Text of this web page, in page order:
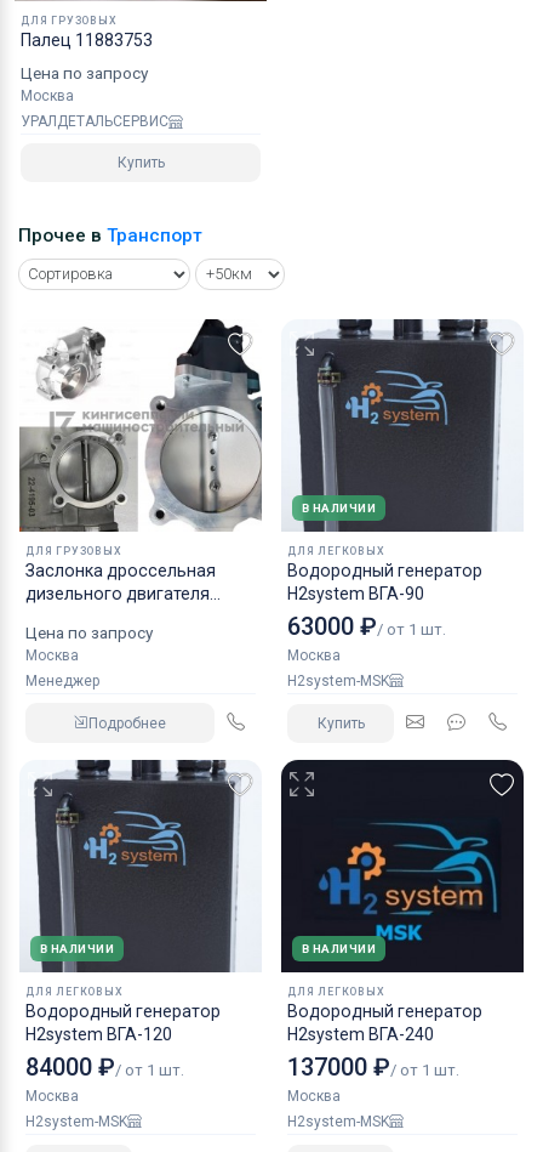
ДЛЯ ГРУЗОВЫХ
Палец 11883753
Цена по запросу
Москва
УРАЛДЕТАЛЬСЕРВИС
Купить
Прочее в Транспорт
ДЛЯ ГРУЗОВЫХ
Заслонка дроссельная
дизельного двигателя
Цена по запросу
Москва
Менеджер
Подробнее
В НАЛИЧИИ
ДЛЯ ЛЕГКОВЫХ
Водородный генератор
H2system ВГА-90
63000 ₽/ от 1 шт.
Москва
H2system-MSK
Купить
В НАЛИЧИИ
ДЛЯ ЛЕГКОВЫХ
Водородный генератор
H2system ВГА-120
84000 ₽/ от 1 шт.
Москва
H2system-MSK
В НАЛИЧИИ
ДЛЯ ЛЕГКОВЫХ
Водородный генератор
H2system ВГА-240
137000 ₽/ от 1 шт.
Москва
H2system-MSK